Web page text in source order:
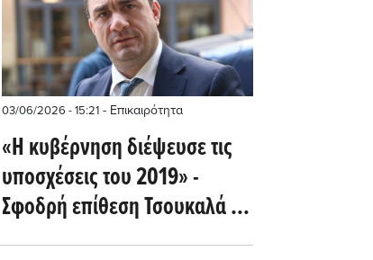
03/06/2026 - 15:21- Επικαιρότητα
«Η κυβέρνηση διέψευσε τις
υποσχέσεις του 2019» -
Σφοδρή επίθεση Τσουκαλά σε
Μητσοτάκη για οικονομία,